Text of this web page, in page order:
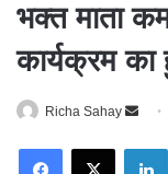
भक्त माता
कार्यक्रम
Richa Sahay
n
X